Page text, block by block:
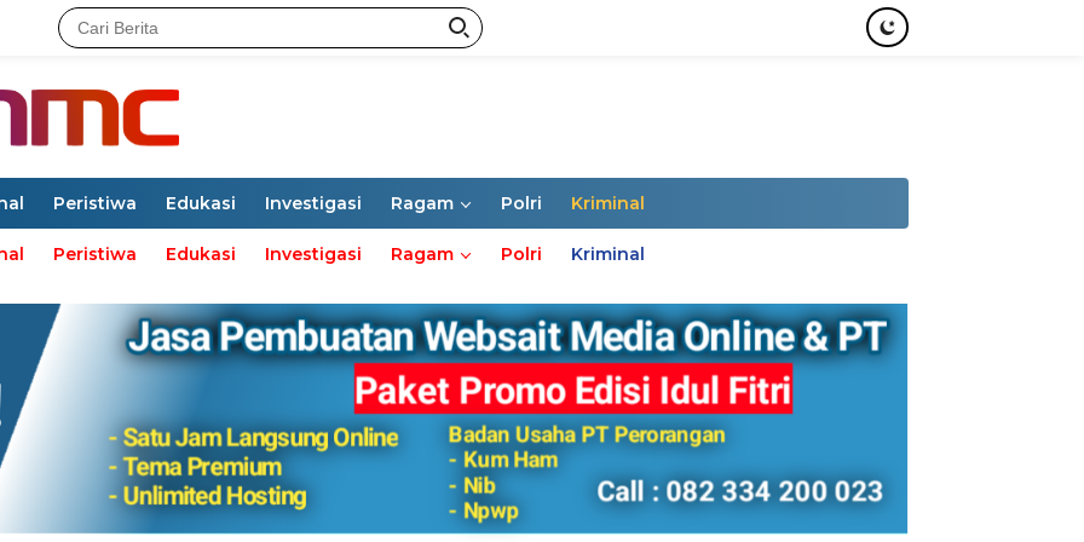
Peristiwa Edukasi Investigasi Ragam Polri Kriminal
Peristiwa Edukasi Investigasi Ragam Polri Kriminal